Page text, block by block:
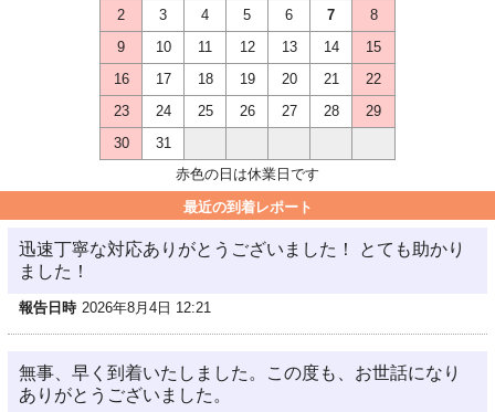
2
3 4 5 6 7
8
9
10 11 12 13 14
15
16
17 18 19 20 21
22
23
24 25 26 27 28
29
30
31
赤色の日は休業日です
最近の到着レポート
迅速丁寧な対応ありがとうございました！ とても助かり
ました！
報告日時 2026年8月4日 12:21
無事、早く到着いたしました。この度も、お世話になり
ありがとうございました。